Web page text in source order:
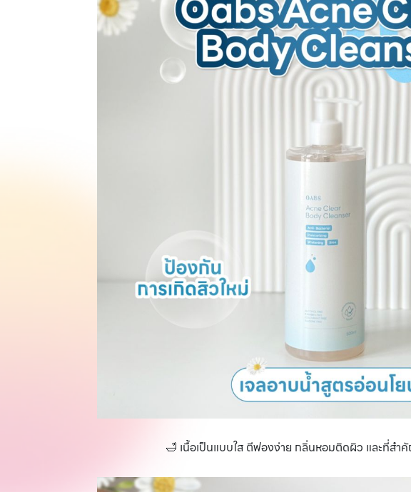
🛁 เนื้อเป็นแบบใส ตีฟองง่าย กลิ่นหอมติดผิว และที่ส